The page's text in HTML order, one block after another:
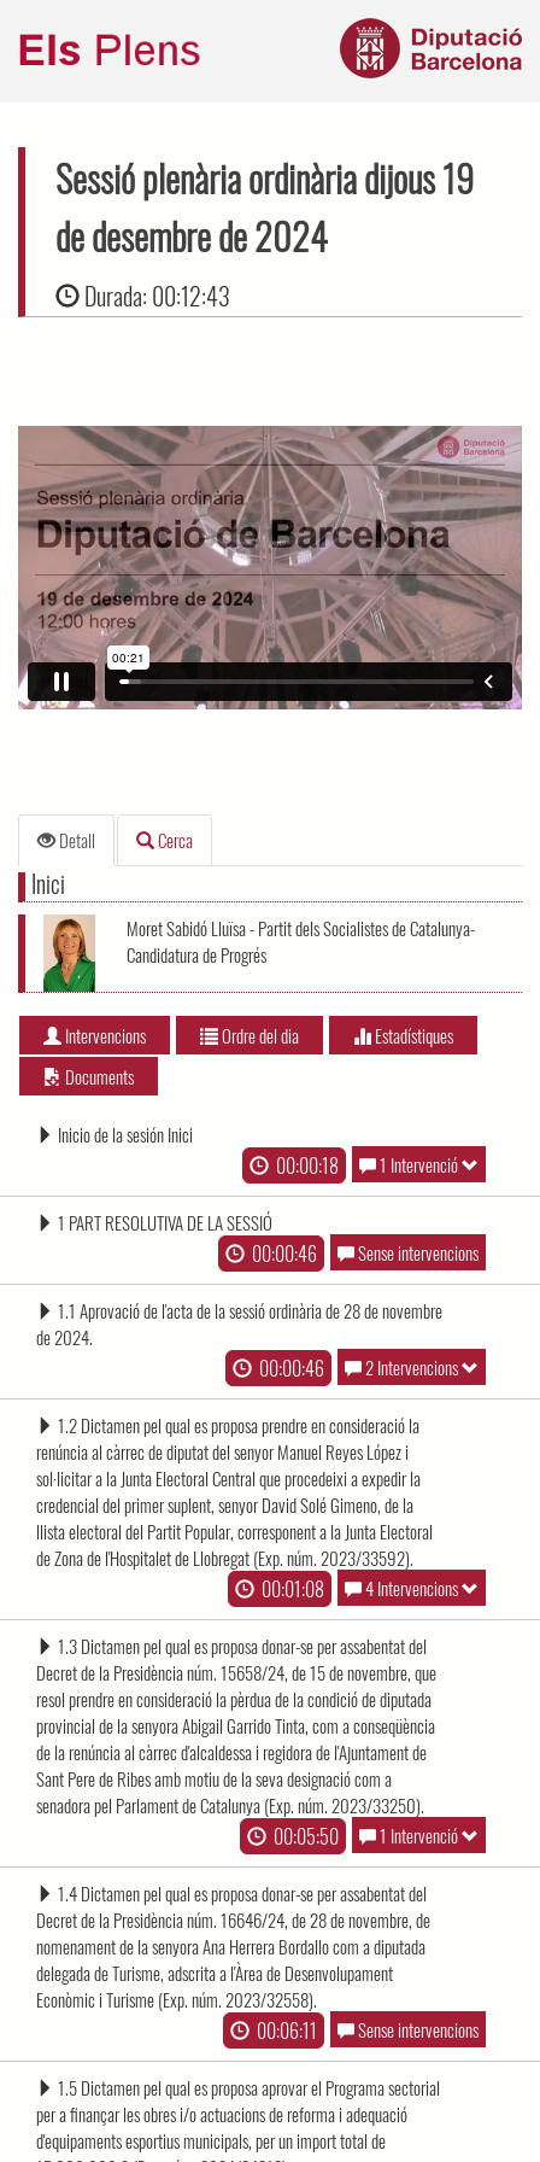
Sessió plenària ordinària dijous 19
de desembre de 2024
Durada: 00:12:43
Detall Cerca
Inici
Moret Sabidó Lluïsa - Partit dels Socialistes de Catalunya-
Candidatura de Progrés
Intervencions Ordre del dia
Estadístiques
Documents
Inicio de la sesión Inici
00:00:18 1 Intervenció
1 PART RESOLUTIVA DE LA SESSIÓ
00:00:46 Sense intervencions
1.1 Aprovació de l'acta de la sessió ordinària de 28 de novembre
de 2024.
00:00:46 2 Intervencions
1.2 Dictamen pel qual es proposa prendre en consideració la
renúncia al càrrec de diputat del senyor Manuel Reyes López i
sol·licitar a la Junta Electoral Central que procedeixi a expedir la
credencial del primer suplent, senyor David Solé Gimeno, de la
llista electoral del Partit Popular, corresponent a la Junta Electoral
de Zona de l'Hospitalet de Llobregat (Exp. núm. 2023/33592).
00:01:08 4 Intervencions
1.3 Dictamen pel qual es proposa donar-se per assabentat del
Decret de la Presidència núm. 15658/24, de 15 de novembre, que
resol prendre en consideració la pèrdua de la condició de diputada
provincial de la senyora Abigail Garrido Tinta, com a conseqüència
de la renúncia al càrrec d'alcaldessa i regidora de l'Ajuntament de
Sant Pere de Ribes amb motiu de la seva designació com a
senadora pel Parlament de Catalunya (Exp. núm. 2023/33250).
00:05:50 1 Intervenció
1.4 Dictamen pel qual es proposa donar-se per assabentat del
Decret de la Presidència núm. 16646/24, de 28 de novembre, de
nomenament de la senyora Ana Herrera Bordallo com a diputada
delegada de Turisme, adscrita a l'Àrea de Desenvolupament
Econòmic i Turisme (Exp. núm. 2023/32558).
00:06:11 Sense intervencions
1.5 Dictamen pel qual es proposa aprovar el Programa sectorial
per a finançar les obres i/o actuacions de reforma i adequació
d'equipaments esportius municipals, per un import total de